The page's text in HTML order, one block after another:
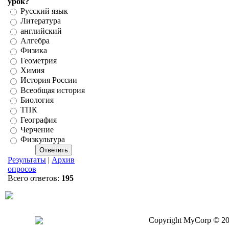
Русский язык
Литература
английский
Алгебра
Физика
Геометрия
Химия
История России
Всеобщая история
Биология
ТПК
География
Черчение
Физкультура
Результаты | Архив
опросов
Всего ответов: 195
Copyright MyCorp ©